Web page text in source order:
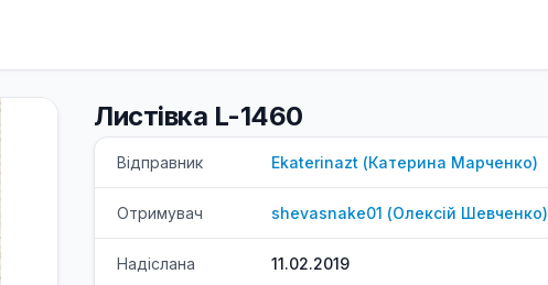
Листівка L-1460
Відправник Ekaterinazt (Катерина Марченко)
Отримувач shevasnake01 (Олексій Шевченко)
Надіслана 11.02.2019